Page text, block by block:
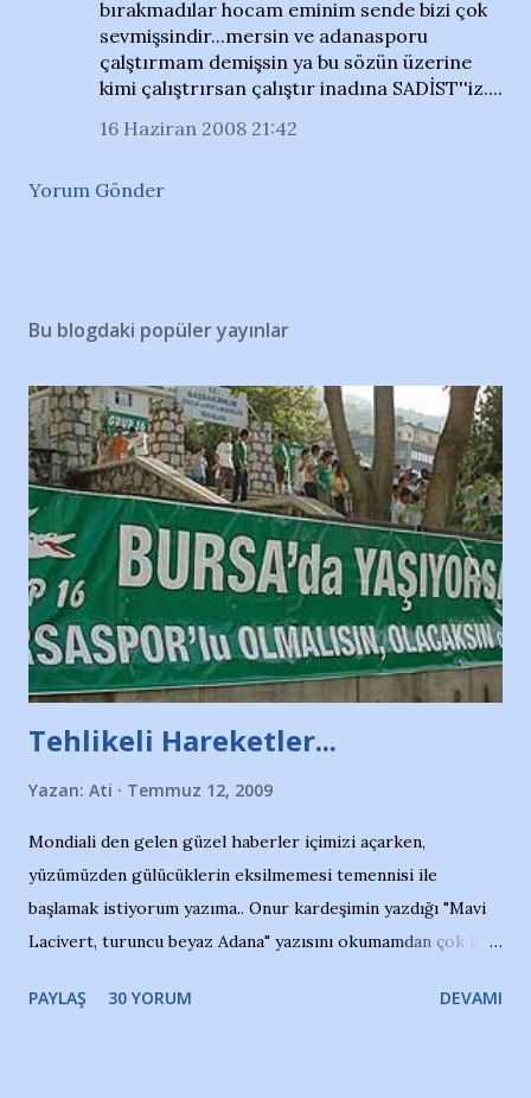
bırakmadılar hocam eminim sende bizi çok
sevmişsindir...mersin ve adanasporu
çalştırmam demişsin ya bu sözün üzerine
kimi çalıştrırsan çalıştır inadına SADİST''iz....
16 Haziran 2008 21:42
Yorum Gönder
Bu blogdaki popüler yayınlar
Tehlikeli Hareketler...
Yazan: Ati Temmuz 12, 2009
Mondiali den gelen güzel haberler içimizi açarken,
yüzümüzden gülücüklerin eksilmemesi temennisi ile
başlamak istiyorum yazıma.. Onur kardeşimin yazdığı "Mavi
Lacivert, turuncu beyaz Adana" yazısını okumamdan çok kısa
irkildim.. "Bursasporlu taraftarlar, İstanbul takımlarının
PAYLAŞ 30 YORUM DEVAMI